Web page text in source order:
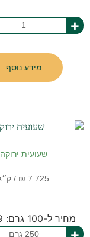
+
מידע נוסף
שעועית ירוקה
מחיר ל-100 גרם: 3.09 ₪